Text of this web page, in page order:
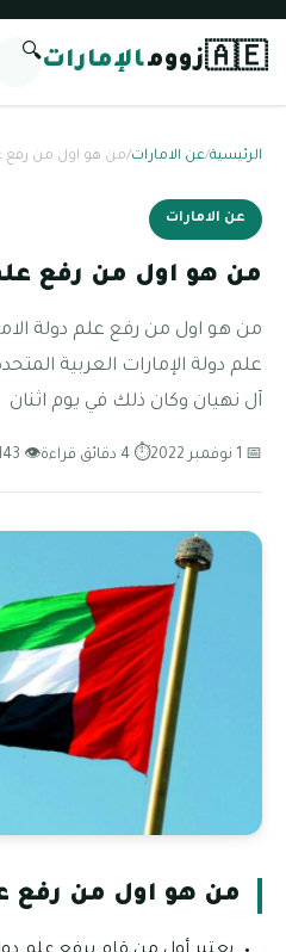
🇦🇪زوومالإمارات🔍
الرئيسية/عن الامارات/من هو اول من رفع
عن الامارات
من هو اول من رفع
من هو اول من رفع علم دولة
علم دولة الإمارات العربية
آل نهيان وكان ذلك في يوم اثنان
📅 1 نوفمبر 2022 ⏱ 4 دقائق قراءة 👁 143 مشاهدة
من هو اول من رفع